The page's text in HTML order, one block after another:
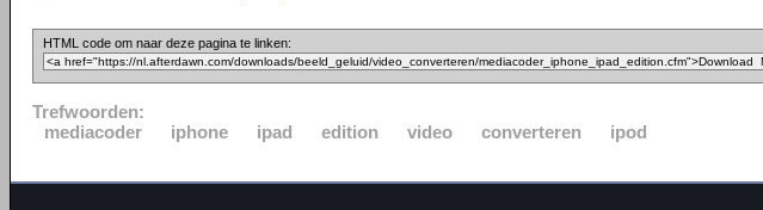
HTML code om naar deze pagina te linken:
Trefwoorden:
mediacoder
iphone ipad edition video converteren ipod